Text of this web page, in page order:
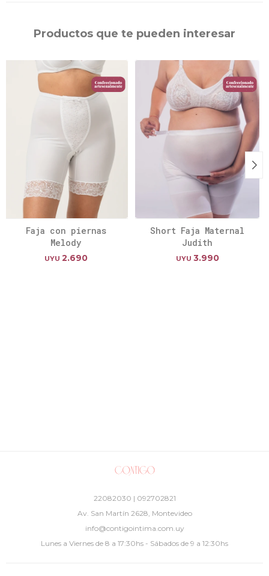
Productos que te pueden interesar
Faja con piernas
Melody
UYU 2.690
Short Faja Maternal
Judith
UYU 3.990
22082030 | 092702821
Av. San Martín 2628, Montevideo
info@contigointima.com.uy
Lunes a Viernes de 8 a 17:30hs - Sábados de 9 a 12:30hs